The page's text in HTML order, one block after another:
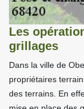
Les
grillages
Dans la ville de
propriétaires
des terrains. En